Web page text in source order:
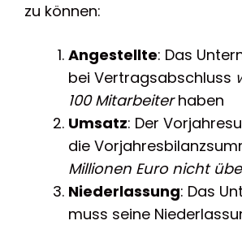
zu können:
Angestellte: Das
bei Vertragsabschluss
100 Mitarbeiterhaben
Umsatz: Der
die
Millionen Euro nicht
Niederlassung: Das
muss seine